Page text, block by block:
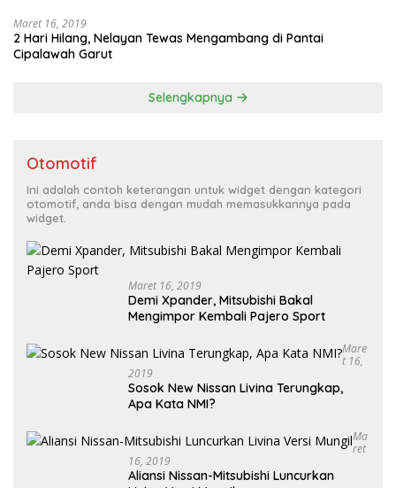
Maret 16, 2019
2 Hari Hilang, Nelayan Tewas Mengambang di Pantai
Cipalawah Garut
Selengkapnya
Otomotif
Ini adalah contoh keterangan untuk widget dengan kategori
otomotif, anda bisa dengan mudah memasukkannya pada
widget.
Maret 16, 2019
Demi Xpander, Mitsubishi Bakal
Mengimpor Kembali Pajero Sport
Mare
T 16,
2019
Sosok New Nissan Livina Terungkap,
Apa Kata NMI?
Ma
Ret
16, 2019
Aliansi Nissan-Mitsubishi Luncurkan